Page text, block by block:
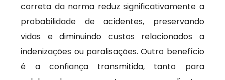
correta da norma reduz significativamente a
probabilidade de acidentes, preservando
vidas e diminuindo custos relacionados a
indenizações ou paralisações. Outro benefício
é a confiança transmitida, tanto para